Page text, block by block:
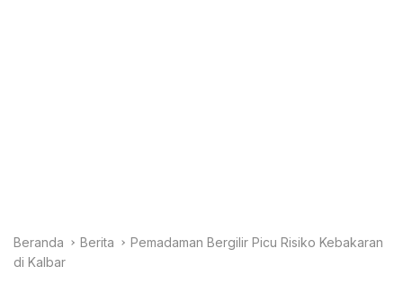
Beranda Berita
Pemadaman Bergilir Picu Risiko Kebakaran
di Kalbar